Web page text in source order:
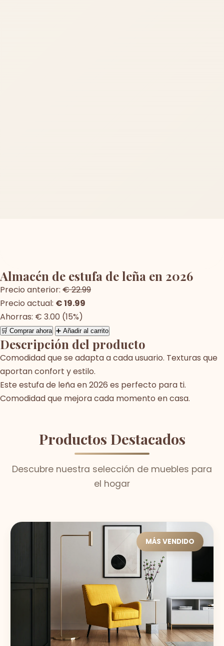
Almacén de estufa de leña en 2026
Precio anterior: € 22.99
Precio actual: € 19.99
Ahorras: € 3.00 (15%)
🛒 Comprar ahora ➕ Añadir al carrito
Descripción del producto
Comodidad que se adapta a cada usuario. Texturas que
aportan confort y estilo.
Este estufa de leña en 2026 es perfecto para ti.
Comodidad que mejora cada momento en casa.
Productos Destacados
Descubre nuestra selección de muebles para
el hogar
MÁS VENDIDO